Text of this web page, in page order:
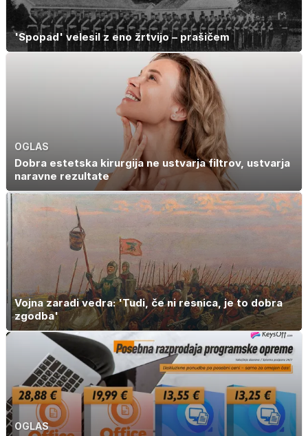
'Spopad' velesil z eno žrtvijo – prašičem
OGLAS
Dobra estetska kirurgija ne ustvarja filtrov, ustvarja
naravne rezultate
Vojna zaradi vedra: 'Tudi, če ni resnica, je to dobra
zgodba'
OGLAS